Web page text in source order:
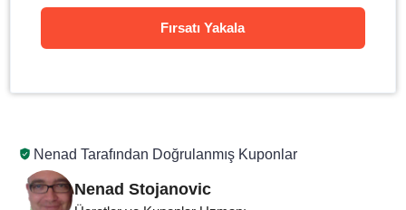
Nenad Tarafından Doğrulanmış Kuponlar
Nenad Stojanovic
Fırsatı Yakala